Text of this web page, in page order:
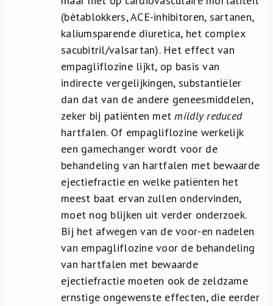
(bètablokkers, ACE-inhibitoren, sartanen,
kaliumsparende diuretica, het complex
sacubitril/valsartan). Het effect van
empagliflozine lijkt, op basis van
indirecte vergelijkingen, substantiëler
dan dat van de andere geneesmiddelen,
zeker bij patiënten metmildly reduced
hartfalen. Of empagliflozine werkelijk
een gamechanger wordt voor de
behandeling van hartfalen met bewaarde
ejectiefractie en welke patiënten het
meest baat ervan zullen ondervinden,
moet nog blijken uit verder onderzoek.
Bij het afwegen van de voor-en nadelen
van empagliflozine voor de behandeling
van hartfalen met bewaarde
ejectiefractie moeten ook de zeldzame
ernstige ongewenste effecten, die eerder